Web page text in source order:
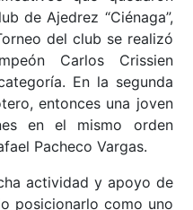
de Ajedrez “Ciénaga”,
del club se realizó
Carlos Crissien
En la segunda
entonces una joven
en el mismo orden
Pacheco Vargas.
actividad y apoyo de
posicionarlo como uno